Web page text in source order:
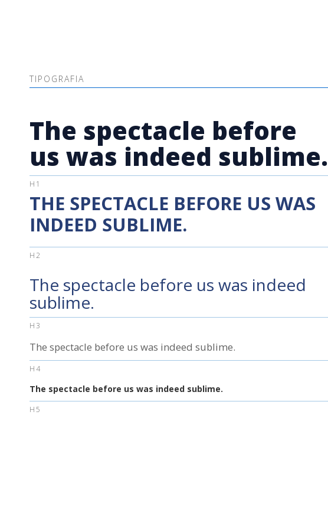
TIPOGRAFIA
The spectacle before
us was indeed sublime.
H1
THE SPECTACLE BEFORE US WAS
INDEED SUBLIME.
H2
The spectacle before us was indeed
sublime.
H3
The spectacle before us was indeed sublime.
H4
The spectacle before us was indeed sublime.
H5